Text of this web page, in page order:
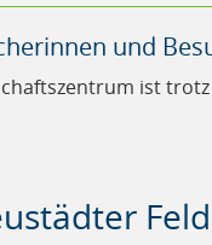
und
ist
Feld